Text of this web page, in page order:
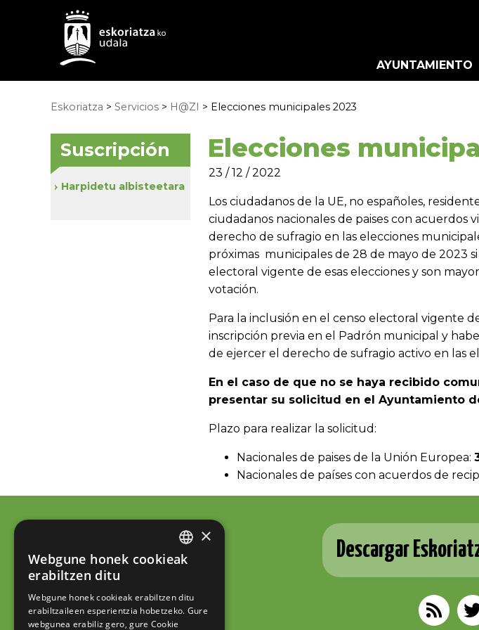
AYUNTAMIENTO
Eskoriatza > Servicios > H@ZI > Elecciones municipales 2023
Elecciones
23 / 12 / 2022
Los ciudadanos de la UE, no españoles,
ciudadanos nacionales de paises con acuerdos
derecho de sufragio en las elecciones
próximas municipales de 28 de mayo de 2023
electoral vigente de esas elecciones y son
votación.
Para la inclusión en el censo electoral vigente
inscripción previa en el Padrón municipal y
de ejercer el derecho de sufragio activo en las
En el caso de que no se haya recibido
presentar su solicitud en el Ayuntamiento
Plazo para realizar la solicitud:
Nacionales de paises de la Unión Europea:
Nacionales de países con acuerdos de
Suscripción
Harpidetu albisteetara
Descargar
BASQUE
SPANISH
×
Webgune honek cookieak
erabiltzen ditu
Webgune honek cookieak erabiltzen ditu
erabiltzaileen esperientzia hobetzeko. Gure
webgunea erabiliz gero, gure Cookie